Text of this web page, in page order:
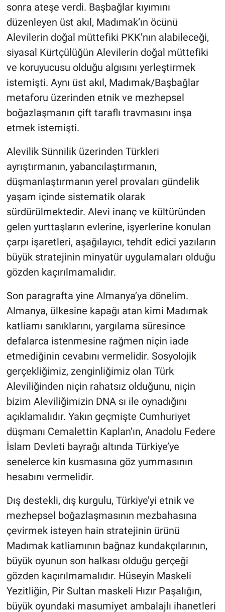
sonra ateşe verdi. Başbağlar kıyımını
düzenleyen üst akıl, Madımak’ın öcünü
Alevilerin doğal müttefiki PKK’nın alabileceği,
siyasal Kürtçülüğün Alevilerin doğal müttefiki
ve koruyucusu olduğu algısını yerleştirmek
istemişti. Aynı üst akıl, Madımak/Başbağlar
metaforu üzerinden etnik ve mezhepsel
boğazlaşmanın çift taraflı travmasını inşa
etmek istemişti.
Alevilik Sünnilik üzerinden Türkleri
ayrıştırmanın, yabancılaştırmanın,
düşmanlaştırmanın yerel provaları gündelik
yaşam içinde sistematik olarak
sürdürülmektedir. Alevi inanç ve kültüründen
gelen yurttaşların evlerine, işyerlerine konulan
çarpı işaretleri, aşağılayıcı, tehdit edici yazıların
büyük stratejinin minyatür uygulamaları olduğu
gözden kaçırılmamalıdır.
Son paragrafta yine Almanya’ya dönelim.
Almanya, ülkesine kapağı atan kimi Madımak
katliamı sanıklarını, yargılama süresince
defalarca istenmesine rağmen niçin iade
etmediğinin cevabını vermelidir. Sosyolojik
gerçekliğimiz, zenginliğimiz olan Türk
Aleviliğinden niçin rahatsız olduğunu, niçin
bizim Aleviliğimizin DNA sı ile oynadığını
açıklamalıdır. Yakın geçmişte Cumhuriyet
düşmanı Cemalettin Kaplan’ın, Anadolu Federe
İslam Devleti bayrağı altında Türkiye’ye
senelerce kin kusmasına göz yummasının
hesabını vermelidir.
Dış destekli, dış kurgulu, Türkiye’yi etnik ve
mezhepsel boğazlaşmasının mezbahasına
çevirmek isteyen hain stratejinin ürünü
Madımak katliamının bağnaz kundakçılarının,
büyük oyunun son halkası olduğu gerçeği
gözden kaçırılmamalıdır. Hüseyin Maskeli
Yezitliğin, Pir Sultan maskeli Hızır Paşalığın,
büyük oyundaki masumiyet ambalajlı ihanetleri